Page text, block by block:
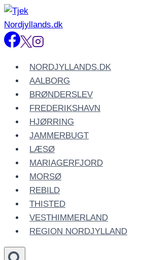
Fortsæt
til
indhold
NORDJYLLANDS.DK
AALBORG
BRØNDERSLEV
FREDERIKSHAVN
HJØRRING
JAMMERBUGT
LÆSØ
MARIAGERFJORD
MORSØ
REBILD
THISTED
VESTHIMMERLAND
REGION NORDJYLLAND